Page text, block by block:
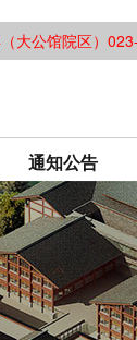
大公馆院区）
通知公告